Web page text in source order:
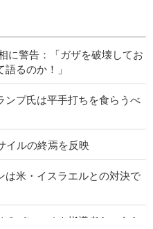
に警告：「ガザを破壊してお
るのか！」
プ氏は平手打ちを食らうべ
イルの終焉を反映
は米・イスラエルとの対決で
るパレスチナ指導者らのあら